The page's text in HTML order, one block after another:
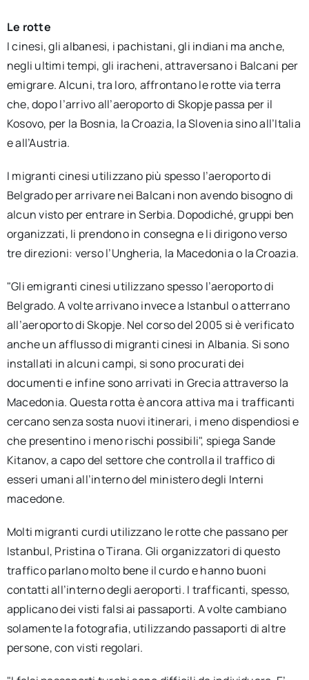
Le rotte
I cinesi, gli albanesi, i pachistani, gli indiani ma anche,
negli ultimi tempi, gli iracheni, attraversano i Balcani per
emigrare. Alcuni, tra loro, affrontano le rotte via terra
che, dopo l’arrivo all’aeroporto di Skopje passa per il
Kosovo, per la Bosnia, la Croazia, la Slovenia sino all’Italia
e all’Austria.
I migranti cinesi utilizzano più spesso l’aeroporto di
Belgrado per arrivare nei Balcani non avendo bisogno di
alcun visto per entrare in Serbia. Dopodiché, gruppi ben
organizzati, li prendono in consegna e li dirigono verso
tre direzioni: verso l’Ungheria, la Macedonia o la Croazia.
"Gli emigranti cinesi utilizzano spesso l’aeroporto di
Belgrado. A volte arrivano invece a Istanbul o atterrano
all’aeroporto di Skopje. Nel corso del 2005 si è verificato
anche un afflusso di migranti cinesi in Albania. Si sono
installati in alcuni campi, si sono procurati dei
documenti e infine sono arrivati in Grecia attraverso la
Macedonia. Questa rotta è ancora attiva ma i trafficanti
cercano senza sosta nuovi itinerari, i meno dispendiosi e
che presentino i meno rischi possibili", spiega Sande
Kitanov, a capo del settore che controlla il traffico di
esseri umani all’interno del ministero degli Interni
macedone.
Molti migranti curdi utilizzano le rotte che passano per
Istanbul, Pristina o Tirana. Gli organizzatori di questo
traffico parlano molto bene il curdo e hanno buoni
contatti all’interno degli aeroporti. I trafficanti, spesso,
applicano dei visti falsi ai passaporti. A volte cambiano
solamente la fotografia, utilizzando passaporti di altre
persone, con visti regolari.